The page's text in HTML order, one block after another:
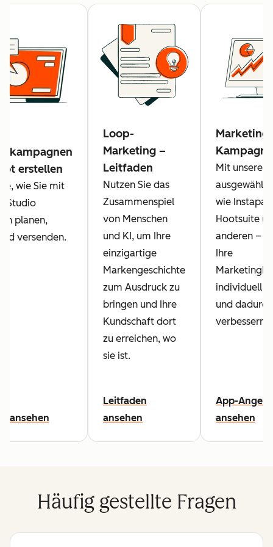
erstellen
wie Sie mit
Studio
planen,
versenden.
ansehen
Loop-
Marketing –
Leitfaden
Nutzen Sie das
Zusammenspiel
von Menschen
und KI, um Ihre
einzigartige
Markengeschichte
zum Ausdruck zu
bringen und Ihre
Kundschaft dort
zu erreichen, wo
sie ist.
Leitfaden
ansehen
Marketing-
Mit unseren
wie
Hootsuite
anderen –
Ihre
individuell
und dadurch
verbessern.
App-
ansehen
Häufig gestellte Fragen